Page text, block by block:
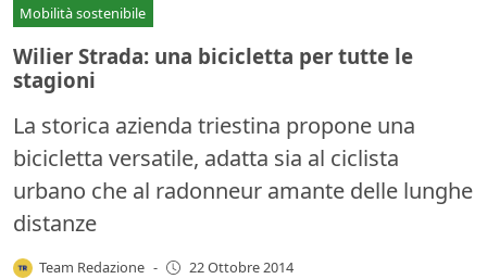
Mobilità sostenibile
Wilier Strada: una bicicletta per tutte le
stagioni
La storica azienda triestina propone una
bicicletta versatile, adatta sia al ciclista
urbano che al radonneur amante delle lunghe
distanze
Team Redazione - 22 Ottobre 2014